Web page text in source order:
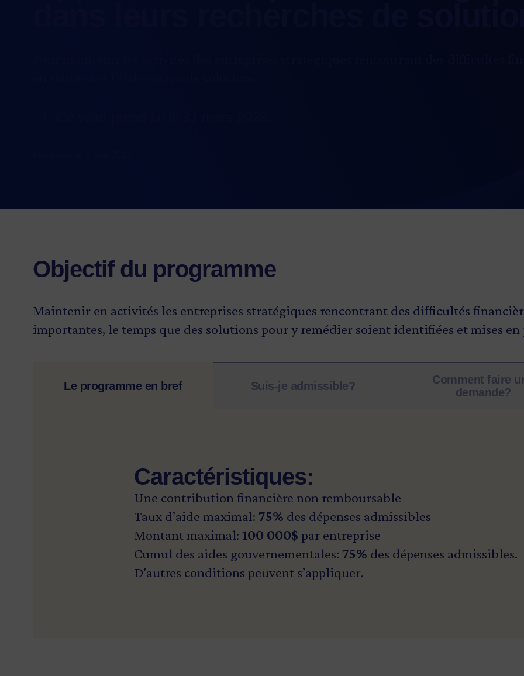
Objectif du programme
Maintenir en activités les entreprises stratégiques rencontrant des difficultés
importantes, le temps que des solutions pour y remédier soient identifiées et mises en
Le programme en bref Suis-je admissible?
Comment faire
demande?
Caractéristiques:
Une contribution financière non remboursable
Taux d’aide maximal: 75% des dépenses admissibles
Montant maximal: 100 000$ par entreprise
Cumul des aides gouvernementales: 75% des dépenses admissibles.
D’autres conditions peuvent s’appliquer.